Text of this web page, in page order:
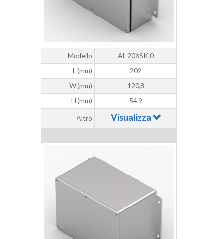
Modello
AL 20XSK.0
L (mm)
202
W (mm)
120,8
H (mm)
54,9
Altro Visualizza